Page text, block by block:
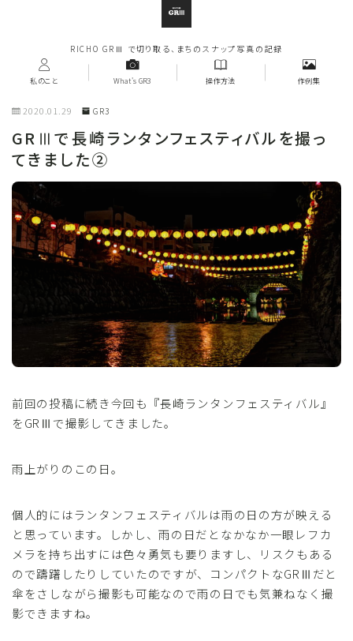
RICHO GRⅢ で切り取る、まちのスナップ写真の記録
私のこと What's GR3 操作方法 作例集
2020.01.29 GR3
GRⅢで長崎ランタンフェスティバルを撮っ
てきました②
前回の投稿に続き今回も『長崎ランタンフェスティバル』
をGRⅢで撮影してきました。
雨上がりのこの日。
個人的にはランタンフェスティバルは雨の日の方が映える
と思っています。しかし、雨の日だとなかなか一眼レフカ
メラを持ち出すには色々勇気も要りますし、リスクもある
ので躊躇したりしていたのですが、コンパクトなGRⅢだと
傘をさしながら撮影も可能なので雨の日でも気兼ねなく撮
影できますね。